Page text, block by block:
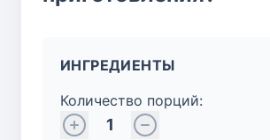
ИНГРЕДИЕНТЫ
Количество порций:
1